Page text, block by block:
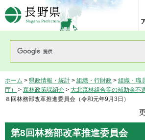
長野県Nagano Prefecture
ホーム > 県政情報・統計 > 組織・行財政 > 組織・職
庁）
> 森林政策課紹介 > 大北森林組合等の補助金不
８回林務部改革推進委員会（令和元年9月3日）
第8回林務部改革推進委員会